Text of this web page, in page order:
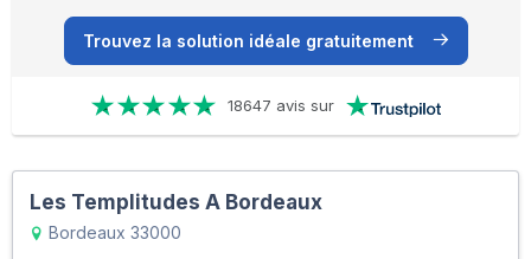
Trouvez la solution idéale gratuitement
18647 avis sur
Les Templitudes A Bordeaux
Bordeaux 33000